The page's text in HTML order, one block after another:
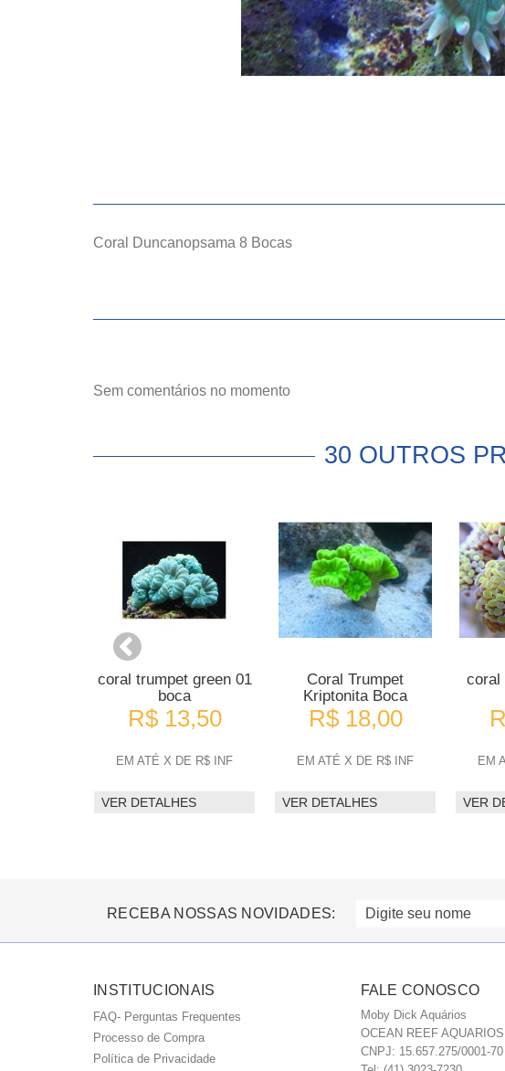
Coral Duncanopsama 8 Bocas
Sem comentários no momento
30 OUTROS
coral trumpet green 01
boca
R$ 13,50
EM ATÉ X DE R$ INF
VER DETALHES
Coral Trumpet
Kriptonita Boca
R$ 18,00
EM ATÉ X DE R$ INF
VER DETALHES
coral
EM
VER
RECEBA NOSSAS NOVIDADES:
INSTITUCIONAIS
FAQ- Perguntas Frequentes
Processo de Compra
Política de Privacidade
FALE CONOSCO
Moby Dick Aquários
OCEAN REEF
CNPJ: 15.657.275/0001-70